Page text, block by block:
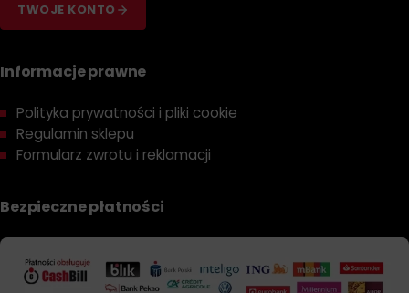
TWOJE KONTO
Informacje prawne
Polityka prywatności i pliki cookie
Regulamin sklepu
Formularz zwrotu i reklamacji
Bezpieczne płatności